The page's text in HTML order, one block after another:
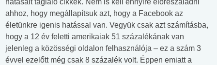
hatásait taglaló cikkek. Nem is kell ennyire előreszaladni
ahhoz, hogy megállapítsuk azt, hogy a Facebook az
életünkre igenis hatással van. Vegyük csak azt számításba,
hogy a 12 év feletti amerikaiak 51 százalékának van
jelenleg a közösségi oldalon felhasználója – ez a szám 3
évvel ezelőtt még csak 8 százalék volt. Éppen emiatt a